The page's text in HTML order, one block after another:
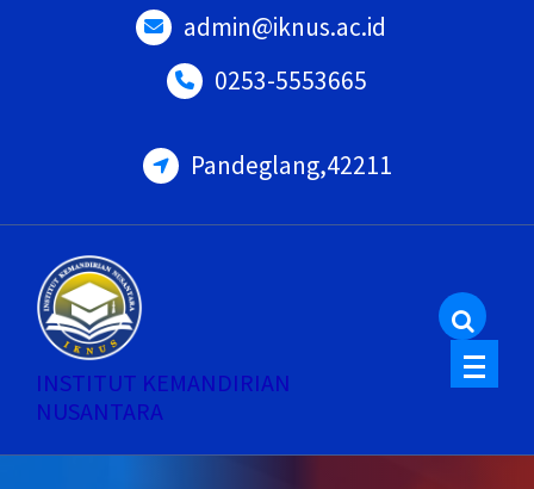
admin@iknus.ac.id
0253-5553665
Pandeglang,42211
INSTITUT KEMANDIRIAN
NUSANTARA